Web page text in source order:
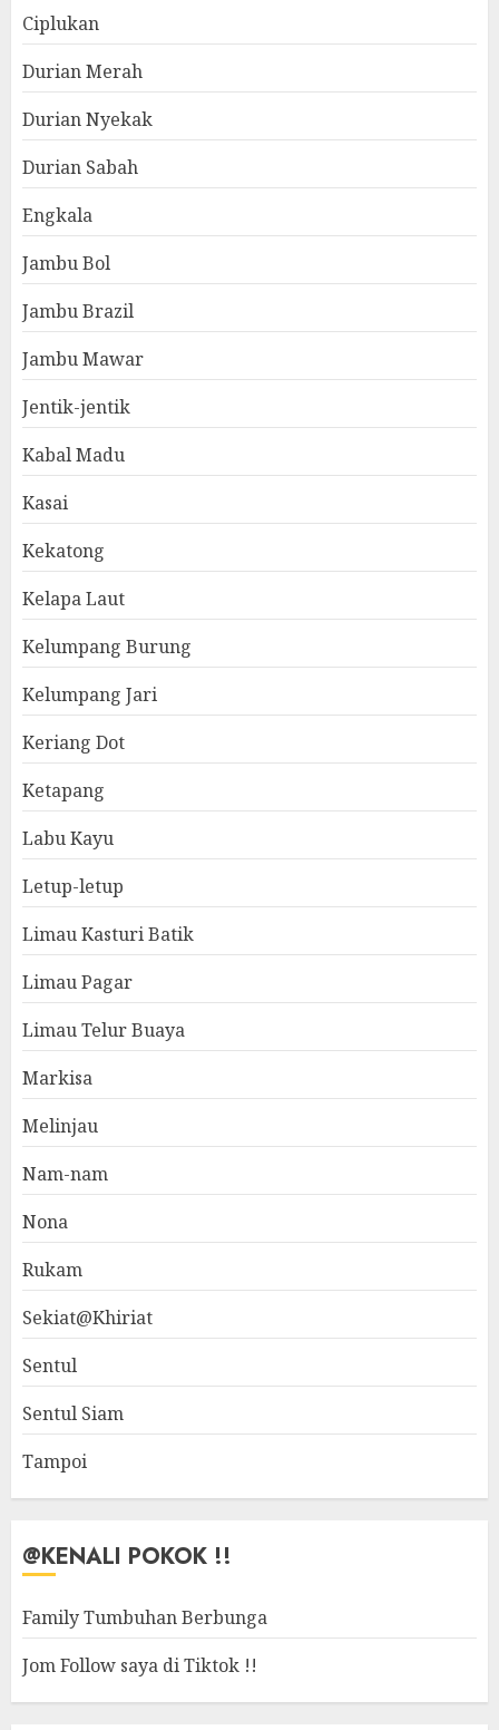
Ciplukan
Durian Merah
Durian Nyekak
Durian Sabah
Engkala
Jambu Bol
Jambu Brazil
Jambu Mawar
Jentik-jentik
Kabal Madu
Kasai
Kekatong
Kelapa Laut
Kelumpang Burung
Kelumpang Jari
Keriang Dot
Ketapang
Labu Kayu
Letup-letup
Limau Kasturi Batik
Limau Pagar
Limau Telur Buaya
Markisa
Melinjau
Nam-nam
Nona
Rukam
Sekiat@Khiriat
Sentul
Sentul Siam
Tampoi
@KENALI POKOK !!
Family Tumbuhan Berbunga
Jom Follow saya di Tiktok !!